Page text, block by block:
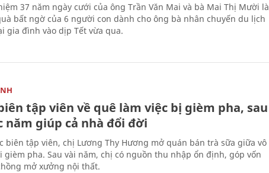
37 năm ngày cưới của ông Trần Văn Mai và bà Mai Thị Mười là
bất ngờ của 6 người con dành cho ông bà nhân chuyến du lịch
gia đình vào dịp Tết vừa qua.
tập viên về quê làm việc bị gièm pha, sau
năm giúp cả nhà đổi đời
biên tập viên, chị Lương Thy Hương mở quán bán trà sữa giữa vô
gièm pha. Sau vài năm, chị có nguồn thu nhập ổn định, góp vốn
mở xưởng nội thất.